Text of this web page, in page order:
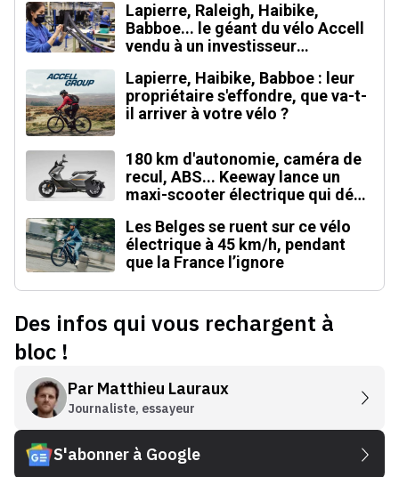
Lapierre, Raleigh, Haibike,
Babboe... le géant du vélo Accell
vendu à un investisseur
Lapierre, Haibike, Babboe : leur
propriétaire s'effondre, que va-t-
il arriver à votre vélo ?
180 km d'autonomie, caméra de
recul, ABS... Keeway lance un
maxi-scooter électrique qui défie
Les Belges se ruent sur ce vélo
électrique à 45 km/h, pendant
que la France l’ignore
Des infos qui vous rechargent à
bloc !
Par Matthieu Lauraux
Journaliste, essayeur
S'abonner à Google